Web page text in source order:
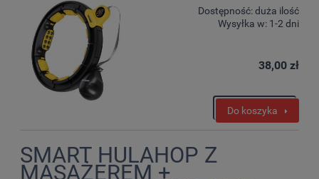
Dostępność:duża ilość
Wysyłka w: 1-2 dni
38,00 zł
Do koszyka
SMART HULAHOP Z
MASAŻEREM +